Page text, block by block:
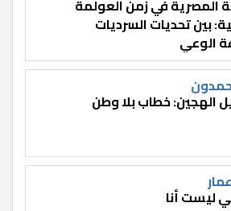
المصرية في زمن العولمة
بين تحديات السرديات
الوعي
الهجين: خطاب بلا وطن
ليست أنا